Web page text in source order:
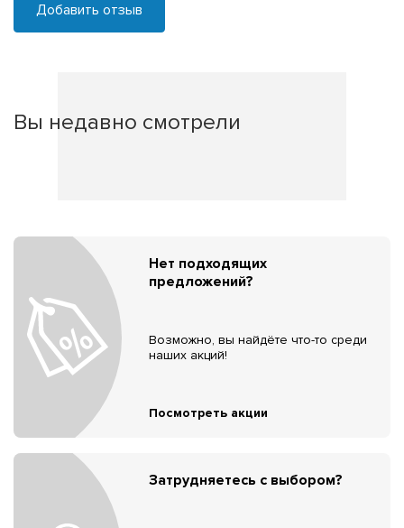
Добавить отзыв
Вы недавно смотрели
Нет подходящих
предложений?
Возможно, вы найдёте что-то среди
наших акций!
Посмотреть акции
Затрудняетесь с выбором?